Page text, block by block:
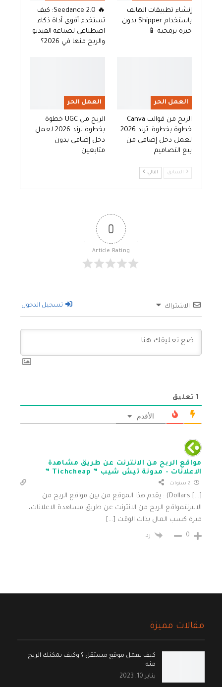
إنشاء تطبيقات الهاتف
باستخدام Shipper بدون
خبرة برمجية 📱
🔥 Seedance 2.0: كيف
تستخدم أقوى أداة ذكاء
اصطناعي لصناعة الفيديو
والربح منها في 2026؟
العمل الحر
الربح من قوالب Canva
خطوة بخطوة: ترند 2026
لعمل دخل إضافي من
بيع التصاميم
العمل الحر
الربح من UGC خطوة
بخطوة ترند 2026 لعمل
دخل إضافي بدون
متابعين
السابق التالي
0
Article Rating
الاشتراك تسجيل الدخول
1 تعليق
الأقدم
مواقع الربح من الانترنت عن طريق مشاهدة
الاعلانات - مدونة تيش شيب ” Tichcheap ”
[…] Dollars) : يقدم هذا الموقع من بين مواقع الربح من
الانترنتمواقع الربح من الانترنت عن طريق مشاهدة الاعلانات،
ميزة كسب المال بذات الوقت […]
0 رد
مقالات مميزة
كيف يعمل موقع مستقل ؟ وكيف يمكنك الربح
منه
يناير 10, 2023